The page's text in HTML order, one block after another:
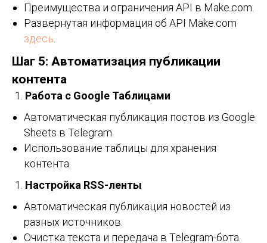
Преимущества и ограничения API в Make.com.
Развернутая информация об API Make.com
здесь
Шаг 5: Автоматизация публикации
контента
Работа с Google Таблицами
Автоматическая публикация постов из Google
Sheets в Telegram.
Использование таблицы для хранения
контента.
Настройка RSS-ленты
Автоматическая публикация новостей из
разных источников.
Очистка текста и передача в Telegram-бота.